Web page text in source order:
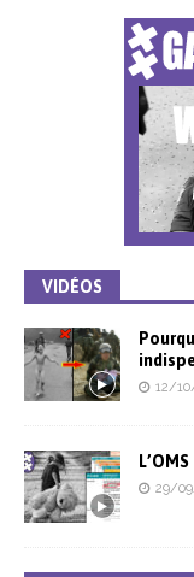
VIDÉOS
12/
29/